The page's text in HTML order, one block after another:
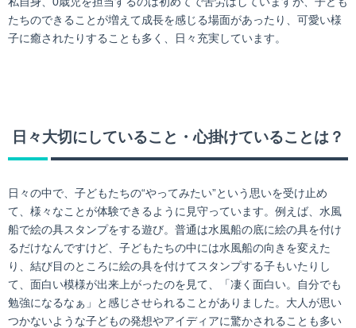
たちのできることが増えて成長を感じる場面があったり、可愛い様
子に癒されたりすることも多く、日々充実しています。
日々大切にしていること・心掛けていることは？
日々の中で、子どもたちの“やってみたい”という思いを受け止め
て、様々なことが体験できるように見守っています。例えば、水風
船で絵の具スタンプをする遊び。普通は水風船の底に絵の具を付け
るだけなんですけど、子どもたちの中には水風船の向きを変えた
り、結び目のところに絵の具を付けてスタンプする子もいたりし
て、面白い模様が出来上がったのを見て、「凄く面白い。自分でも
勉強になるなぁ」と感じさせられることがありました。大人が思い
つかないような子どもの発想やアイディアに驚かされることも多い